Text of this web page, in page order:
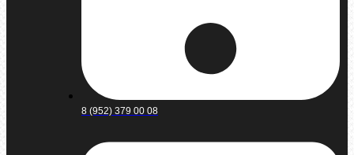
8 (952) 379 00 08